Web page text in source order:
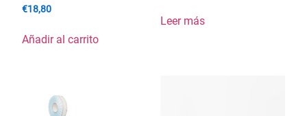
€18,80
Añadir al carrito
Leer más